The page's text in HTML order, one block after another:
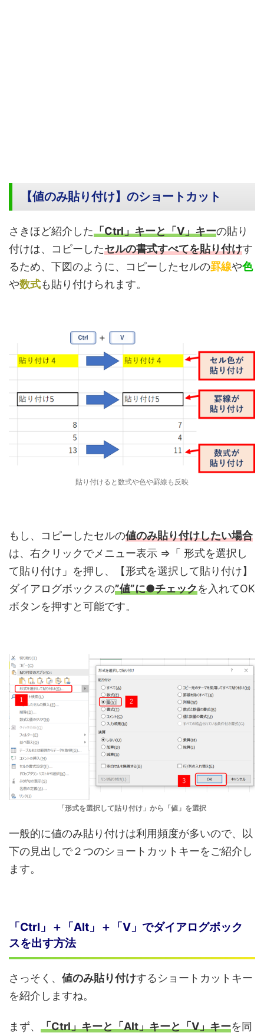
【値のみ貼り付け】のショートカット
さきほど紹介した「Ctrl」キーと「V」キーの貼り
付けは、コピーしたセルの書式すべてを貼り付けす
るため、下図のように、コピーしたセルの罫線や色
や数式も貼り付けられます。
貼り付けると数式や色や罫線も反映
もし、コピーしたセルの値のみ貼り付けしたい場合
は、右クリックでメニュー表示 ⇒「 形式を選択し
て貼り付け」を押し、【形式を選択して貼り付け】
ダイアログボックスの”値”に●チェックを入れてOK
ボタンを押すと可能です。
「形式を選択して貼り付け」から「値」を選択
一般的に値のみ貼り付けは利用頻度が多いので、以
下の見出しで２つのショートカットキーをご紹介し
ます。
「Ctrl」＋「Alt」＋「V」でダイアログボック
スを出す方法
さっそく、 値のみ貼り付けするショートカットキー
を紹介しますね。
まず、 「Ctrl」キーと「Alt」キーと「V」キーを同